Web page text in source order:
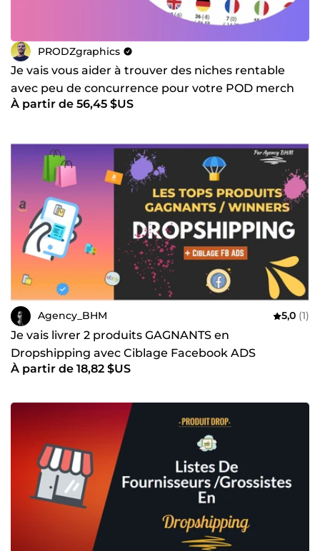
PRODZgraphics
Je vais vous aider à trouver des niches rentable
avec peu de concurrence pour votre POD merch
by amazon
À partir de 56,45 $US
Agency_BHM 5,0 (1)
Je vais livrer 2 produits GAGNANTS en
Dropshipping avec Ciblage Facebook ADS
À partir de 18,82 $US